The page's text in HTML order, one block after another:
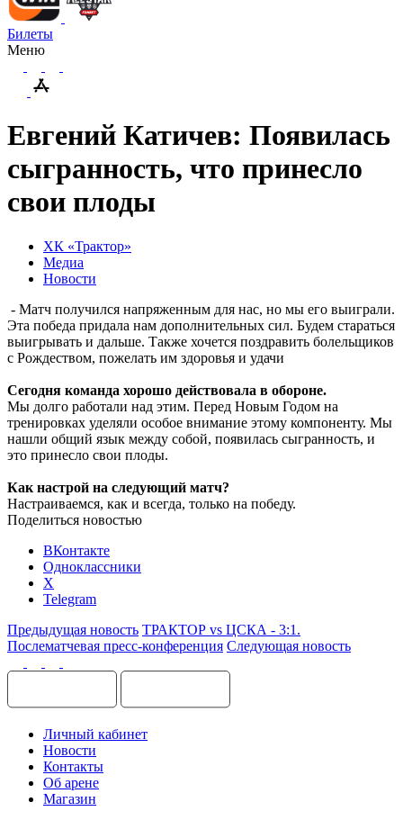
Билеты
Меню
Евгений Катичев: Появилась
сыгранность, что принесло
свои плоды
ХК «Трактор»
Медиа
Новости
- Матч получился напряженным для нас, но мы его выиграли.
Эта победа придала нам дополнительных сил. Будем стараться
выигрывать и дальше. Также хочется поздравить болельщиков
с Рождеством, пожелать им здоровья и удачи
Сегодня команда хорошо действовала в обороне.
Мы долго работали над этим. Перед Новым Годом на
тренировках уделяли особое внимание этому компоненту. Мы
нашли общий язык между собой, появилась сыгранность, и
это принесло свои плоды.
Как настрой на следующий матч?
Настраиваемся, как и всегда, только на победу.
Поделиться новостью
ВКонтакте
Одноклассники
X
Telegram
Предыдущая новость ТРАКТОР vs ЦСКА - 3:1.
Послематчевая пресс-конференция Следующая новость
Личный кабинет
Новости
Контакты
Об арене
Магазин